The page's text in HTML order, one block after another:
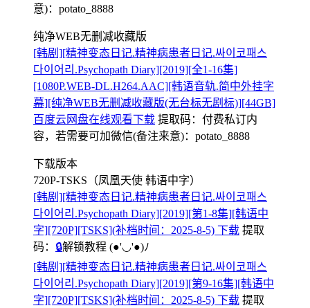
意)：potato_8888
纯净WEB无删减收藏版
[韩剧][精神变态日记.精神病患者日记.싸이코패스
다이어리.Psychopath Diary][2019][全1-16集]
[1080P.WEB-DL.H264.AAC][韩语音轨.简中外挂字
幕][纯净WEB无删减收藏版(无台标无剧标)][44‬GB]
百度云网盘在线观看下载 提取码： 付费私订内
容，若需要可加微信(备注来意)：potato_8888
下载版本
720P-TSKS（凤凰天使 韩语中字）
[韩剧][精神变态日记.精神病患者日记.싸이코패스
다이어리.Psychopath Diary][2019][第1-8集][韩语中
字][720P][TSKS](补档时间：2025-8-5) 下载 提取
码： 🔒解锁教程 (●'◡'●)ﾉ
[韩剧][精神变态日记.精神病患者日记.싸이코패스
다이어리.Psychopath Diary][2019][第9-16集][韩语中
字][720P][TSKS](补档时间：2025-8-5) 下载 提取